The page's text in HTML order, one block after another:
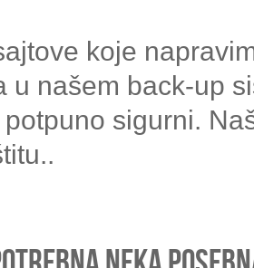
koje
u našem back-up
sigurni.